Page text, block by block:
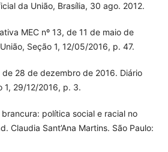
da União, Brasília, 30 ago. 2012.
MEC nº 13, de 11 de maio de
Seção 1, 12/05/2016, p. 47.
de 28 de dezembro de 2016. Diário
1, 29/12/2016, p. 3.
política social e racial no
Claudia Sant’Ana Martins. São Paulo: